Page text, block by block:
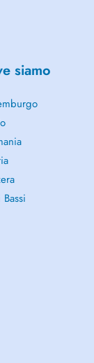
siamo
Bassi